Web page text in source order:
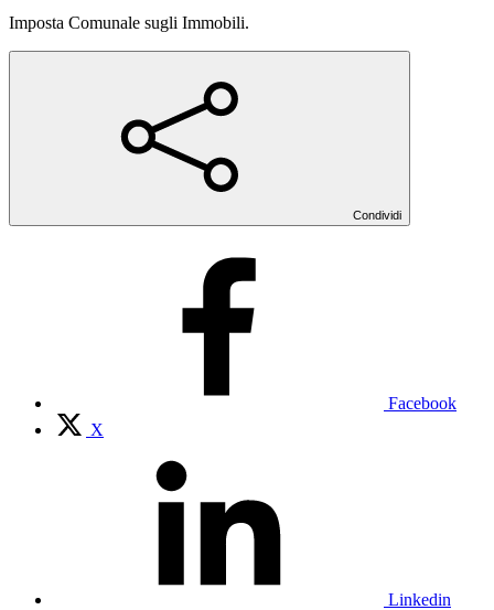
Imposta Comunale sugli Immobili.
Condividi
Facebook
X
Linkedin